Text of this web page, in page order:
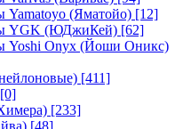
(Яматойо) [12]
YGK (ЮДжиКей) [62]
Yoshi Onyx (Йоши Оникс)
[411]
[0]
[233]